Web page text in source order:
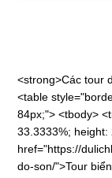
<strong>Các tour
<table
84px;"> <tbody>
33.3333%; height:
href="https://
do-son/">Tour